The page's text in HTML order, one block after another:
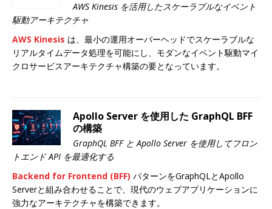
AWS Kinesis を活用したスケーラブルなイベント
駆動アーキテクチャ
AWS Kinesis は、最小の運用オーバーヘッドでスケーラブルな
リアルタイムデータ処理を可能にし、モダンなイベント駆動マイ
クロサービスアーキテクチャ構築の要となっています。
Apollo Server を使用した GraphQL BFF
の構築
GraphQL BFF と Apollo Server を使用してフロン
トエンド API を最適化する
Backend for Frontend (BFF) パターンをGraphQLとApollo
Serverと組み合わせることで、現代のウェブアプリケーションに
強力なアーキテクチャを構築できます。